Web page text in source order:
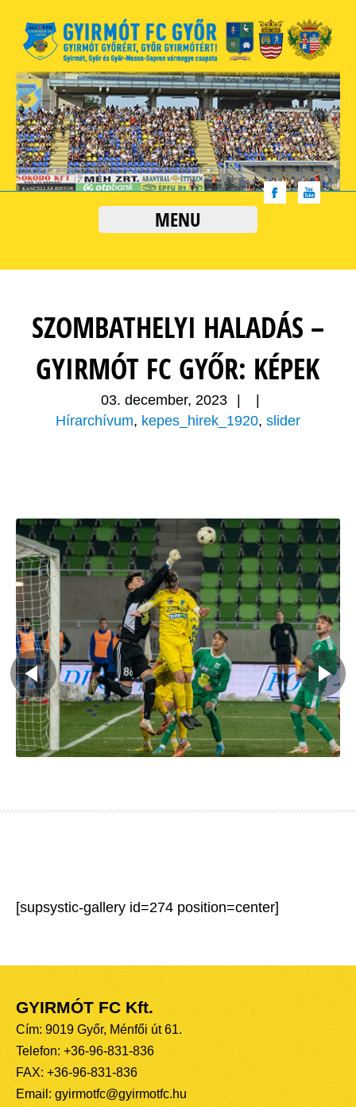
MENU
SZOMBATHELYI HALADÁS –
GYIRMÓT FC GYŐR: KÉPEK
03. december, 2023
Hírarchívum, kepes_hirek_1920, slider
[supsystic-gallery id=274 position=center]
GYIRMÓT FC Kft.
Cím: 9019 Győr, Ménfői út 61.
Telefon: +36-96-831-836
FAX: +36-96-831-836
Email: gyirmotfc@gyirmotfc.hu